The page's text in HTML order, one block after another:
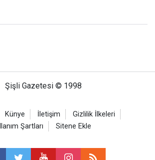
Şişli Gazetesi © 1998
Künye İletişim
Gizlilik İlkeleri
Şartları
Sitene Ekle